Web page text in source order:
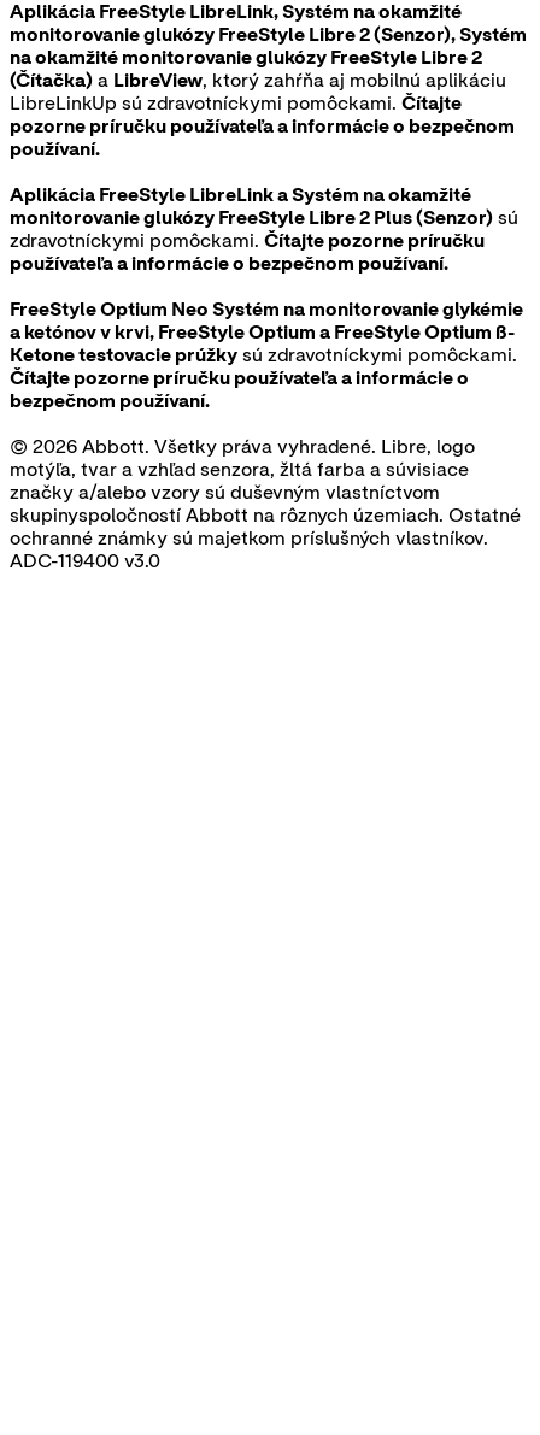
Aplikácia FreeStyle LibreLink, Systém na okamžité
monitorovanie glukózy FreeStyle Libre 2 (Senzor), Systém
na okamžité monitorovanie glukózy FreeStyle Libre 2
(Čítačka) a LibreView, ktorý zahŕňa aj mobilnú aplikáciu
LibreLinkUp sú zdravotníckymi pomôckami. Čítajte
pozorne príručku používateľa a informácie o bezpečnom
používaní.
Aplikácia FreeStyle LibreLink a Systém na okamžité
monitorovanie glukózy FreeStyle Libre 2 Plus (Senzor) sú
zdravotníckymi pomôckami. Čítajte pozorne príručku
používateľa a informácie o bezpečnom používaní.
FreeStyle Optium Neo Systém na monitorovanie glykémie
a ketónov v krvi, FreeStyle Optium a FreeStyle Optium ß-
Ketone testovacie prúžky sú zdravotníckymi pomôckami.
Čítajte pozorne príručku používateľa a informácie o
bezpečnom používaní.
© 2026 Abbott. Všetky práva vyhradené. Libre, logo
motýľa, tvar a vzhľad senzora, žltá farba a súvisiace
značky a/alebo vzory sú duševným vlastníctvom
skupinyspoločností Abbott na rôznych územiach. Ostatné
ochranné známky sú majetkom príslušných vlastníkov.
ADC-119400 v3.0